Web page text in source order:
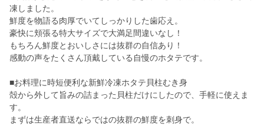
凍しました。
鮮度を物語る肉厚でいてしっかりした歯応え。
豪快に頬張る特大サイズで大満足間違いなし！
もちろん鮮度とおいしさには抜群の自信あり！
感動の声をたくさん頂戴している自慢のホタテです。
■お料理に時短便利な新鮮冷凍ホタテ貝柱むき身
殻から外して旨みの詰まった貝柱だけにしたので、手軽に使えま
す。
まずは生産者直送ならではの抜群の鮮度を刺身で。